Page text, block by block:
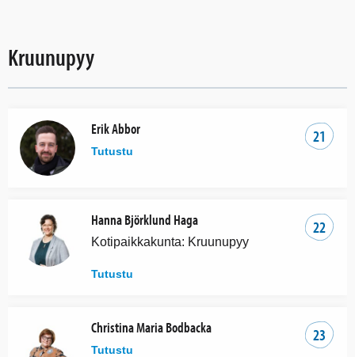
Kruunupyy
21
Erik Abbor
Tutustu
22
Hanna Björklund Haga
Kotipaikkakunta: Kruunupyy
Tutustu
23
Christina Maria Bodbacka
Tutustu